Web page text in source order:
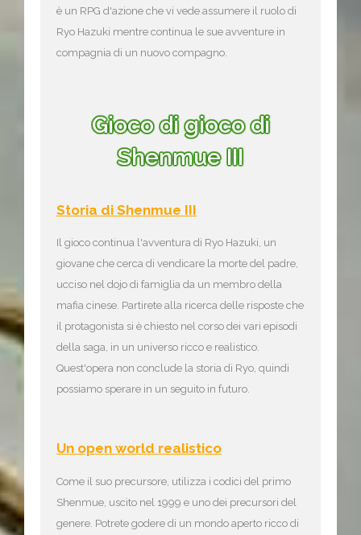
è un RPG d'azione che vi vede assumere il ruolo di
Ryo Hazuki mentre continua le sue avventure in
compagnia di un nuovo compagno.
Gioco di gioco di
Shenmue III
Storia di Shenmue III
Il gioco continua l'avventura di Ryo Hazuki, un
giovane che cerca di vendicare la morte del padre,
ucciso nel dojo di famiglia da un membro della
mafia cinese. Partirete alla ricerca delle risposte che
il protagonista si è chiesto nel corso dei vari episodi
della saga, in un universo ricco e realistico.
Quest'opera non conclude la storia di Ryo, quindi
possiamo sperare in un seguito in futuro.
Un open world realistico
Come il suo precursore, utilizza i codici del primo
Shenmue, uscito nel 1999 e uno dei precursori del
genere. Potrete godere di un mondo aperto ricco di